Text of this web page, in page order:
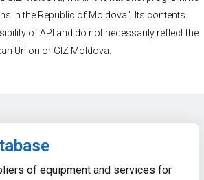
in the Republic of Moldova". Its contents
of API and do not necessarily reflect the
Union or GIZ Moldova.
of equipment and services for